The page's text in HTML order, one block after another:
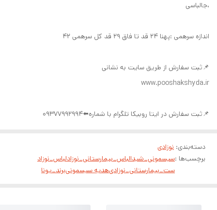
،جالباسی
اندازه سرهمی :پهنا ۲۴ قد تا فاق ۲۹ قد کل سرهمی ۴۲
📌ثبت سفارش از طریق سایت به نشانی
www.pooshakshyda.ir
📌ثبت سفارش در ایتا روبیکا تلگرام با شماره⬅️09377992994
دسته‌بندی: نوزادی
برچسب‌ها :سیسمونی_شیدالباس_بیمارستانی_نوزادلباس_نوزاد
ست_بیمارستانی_نوزادیهدیه سیسمونیبرند_یونا